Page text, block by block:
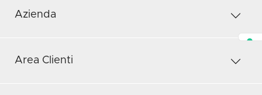
Azienda
Area Clienti